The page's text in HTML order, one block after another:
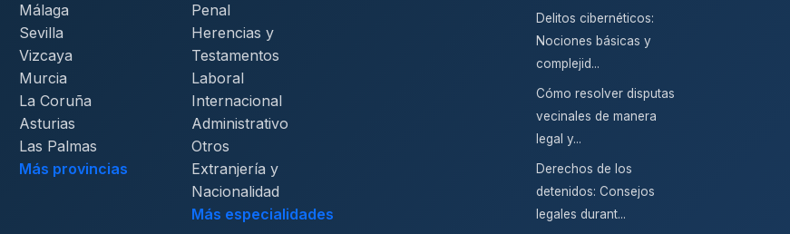
Málaga
Sevilla
Vizcaya
Murcia
La Coruña
Asturias
Las Palmas
Más provincias
Penal
Herencias y
Testamentos
Laboral
Internacional
Administrativo
Otros
Extranjería y
Nacionalidad
Más especialidades
Delitos cibernéticos:
Nociones básicas y
complejid...
Cómo resolver disputas
vecinales de manera
legal y...
Derechos de los
detenidos: Consejos
legales durant...